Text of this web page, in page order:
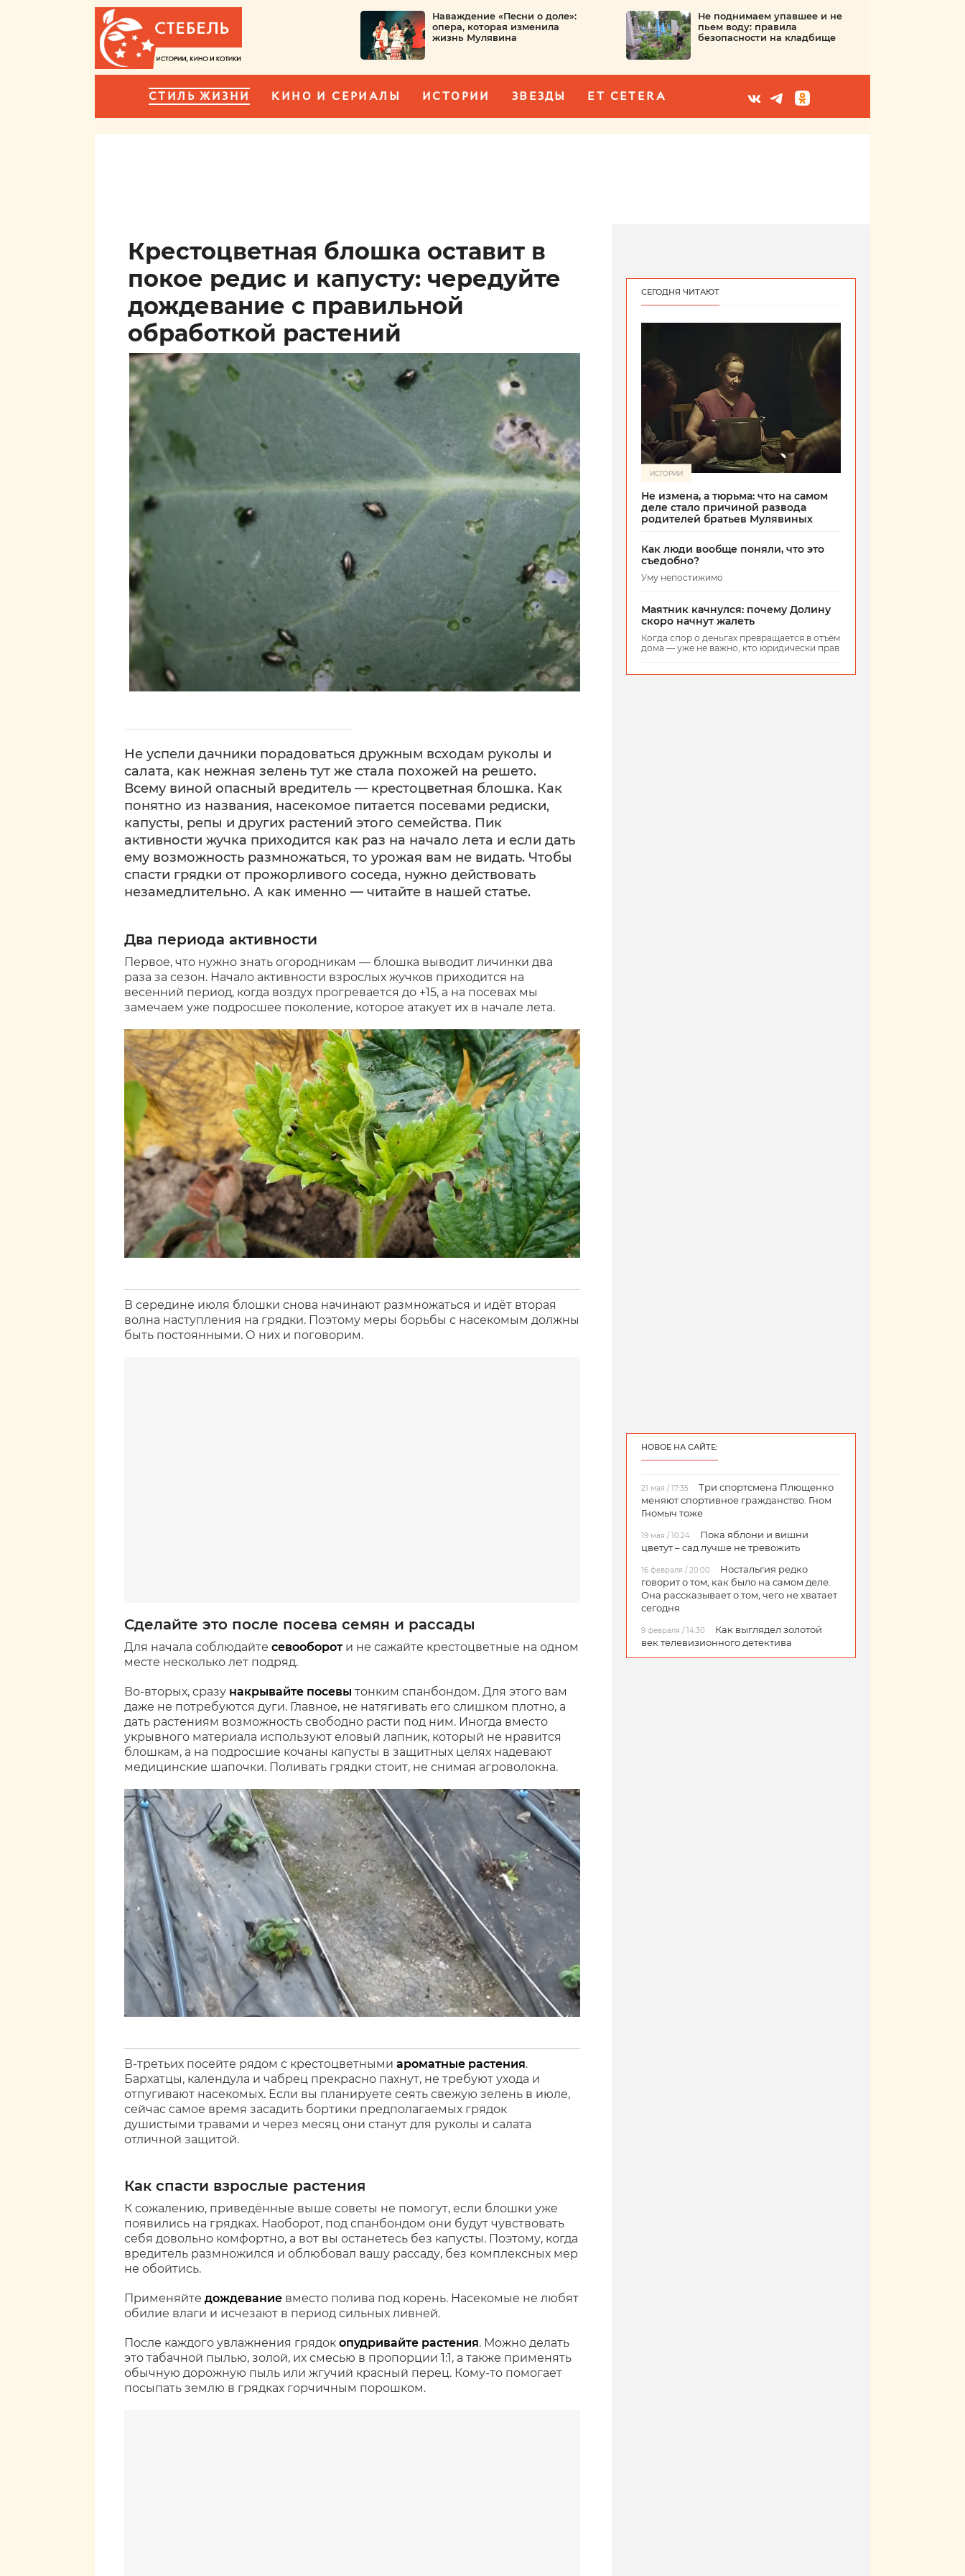
Наваждение «Песни о доле»:
опера, которая изменила
жизнь Мулявина
Не поднимаем упавшее и не
пьем воду: правила
безопасности на кладбище
СТИЛЬ ЖИЗНИ КИНО И СЕРИАЛЫ ИСТОРИИ ЗВЕЗДЫ ET CETERA
Крестоцветная блошка оставит в
покое редис и капусту: чередуйте
дождевание с правильной
обработкой растений
Не успели дачники порадоваться дружным всходам руколы и
салата, как нежная зелень тут же стала похожей на решето.
Всему виной опасный вредитель — крестоцветная блошка. Как
понятно из названия, насекомое питается посевами редиски,
капусты, репы и других растений этого семейства. Пик
активности жучка приходится как раз на начало лета и если дать
ему возможность размножаться, то урожая вам не видать. Чтобы
спасти грядки от прожорливого соседа, нужно действовать
незамедлительно. А как именно — читайте в нашей статье.
Два периода активности
Первое, что нужно знать огородникам — блошка выводит личинки два
раза за сезон. Начало активности взрослых жучков приходится на
весенний период, когда воздух прогревается до +15, а на посевах мы
замечаем уже подросшее поколение, которое атакует их в начале лета.
В середине июля блошки снова начинают размножаться и идёт вторая
волна наступления на грядки. Поэтому меры борьбы с насекомым должны
быть постоянными. О них и поговорим.
Сделайте это после посева семян и рассады
Для начала соблюдайте севообороти не сажайте крестоцветные на одном
месте несколько лет подряд.
Во-вторых, сразу накрывайте посевы тонким спанбондом. Для этого вам
даже не потребуются дуги. Главное, не натягивать его слишком плотно, а
дать растениям возможность свободно расти под ним. Иногда вместо
укрывного материала используют еловый лапник, который не нравится
блошкам, а на подросшие кочаны капусты в защитных целях надевают
медицинские шапочки. Поливать грядки стоит, не снимая агроволокна.
В-третьих посейте рядом с крестоцветными ароматные растения.
Бархатцы, календула и чабрец прекрасно пахнут, не требуют ухода и
отпугивают насекомых. Если вы планируете сеять свежую зелень в июле,
сейчас самое время засадить бортики предполагаемых грядок
душистыми травами и через месяц они станут для руколы и салата
отличной защитой.
Как спасти взрослые растения
К сожалению, приведённые выше советы не помогут, если блошки уже
появились на грядках. Наоборот, под спанбондом они будут чувствовать
себя довольно комфортно, а вот вы останетесь без капусты. Поэтому, когда
вредитель размножился и облюбовал вашу рассаду, без комплексных мер
не обойтись.
Применяйте дождевание вместо полива под корень. Насекомые не любят
обилие влаги и исчезают в период сильных ливней.
После каждого увлажнения грядок опудривайте растения. Можно делать
это табачной пылью, золой, их смесью в пропорции 1:1, а также применять
обычную дорожную пыль или жгучий красный перец. Кому-то помогает
посыпать землю в грядках горчичным порошком.
СЕГОДНЯ ЧИТАЮТ
ИСТОРИИ
Не измена, а тюрьма: что на самом
деле стало причиной развода
родителей братьев Мулявиных
Как люди вообще поняли, что это
съедобно?
Уму непостижимо
Маятник качнулся: почему Долину
скоро начнут жалеть
Когда спор о деньгах превращается в отъём
дома — уже не важно, кто юридически прав
НОВОЕ НА САЙТЕ:
21 мая / 17:35
Три спортсмена Плющенко
меняют спортивное гражданство. Гном
Гномыч тоже
19 мая / 10:24
Пока яблони и вишни
цветут – сад лучше не тревожить
16 февраля / 20:00
Ностальгия редко
говорит о том, как было на самом деле.
Она рассказывает о том, чего не хватает
сегодня
9 февраля / 14:30
Как выглядел золотой
век телевизионного детектива